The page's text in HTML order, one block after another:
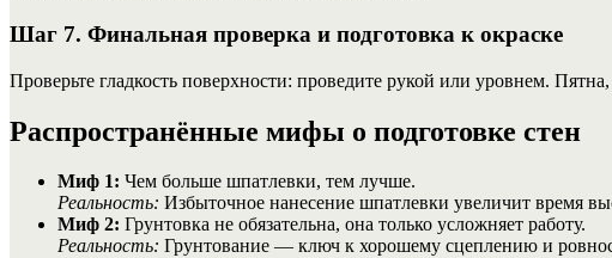
Шаг 7. Финальная проверка и подготовка к окраске
Проверьте гладкость поверхности: проведите рукой или уровнем.
Распространённые мифы о подготовке стен
Миф 1: Чем больше шпатлевки, тем лучше.
Реальность: Избыточное нанесение шпатлевки увеличит время
Миф 2: Грунтовка не обязательна, она только усложняет работу.
Реальность: Грунтование — ключ к хорошему сцеплению и